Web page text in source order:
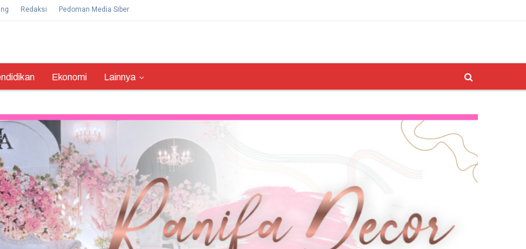
Redaksi Pedoman Media Siber
Ekonomi Lainnya